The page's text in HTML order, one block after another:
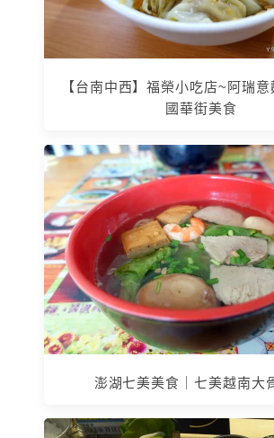
【台南中西】福榮小吃店~阿瑞意
國華街美食
澎湖七美美食｜七美越南大